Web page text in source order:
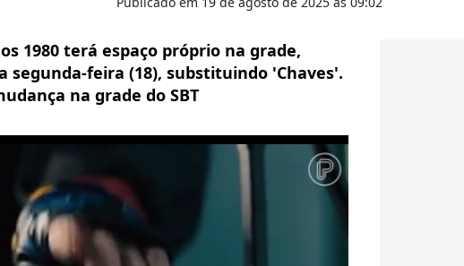
1980 terá espaço próprio na grade,
segunda-feira (18), substituindo 'Chaves'.
na grade do SBT